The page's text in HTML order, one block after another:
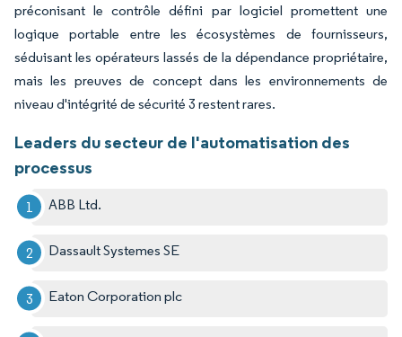
préconisant le contrôle défini par logiciel promettent une
logique portable entre les écosystèmes de fournisseurs,
séduisant les opérateurs lassés de la dépendance propriétaire,
mais les preuves de concept dans les environnements de
niveau d'intégrité de sécurité 3 restent rares.
Leaders du secteur de l'automatisation des
processus
ABB Ltd.
Dassault Systemes SE
Eaton Corporation plc